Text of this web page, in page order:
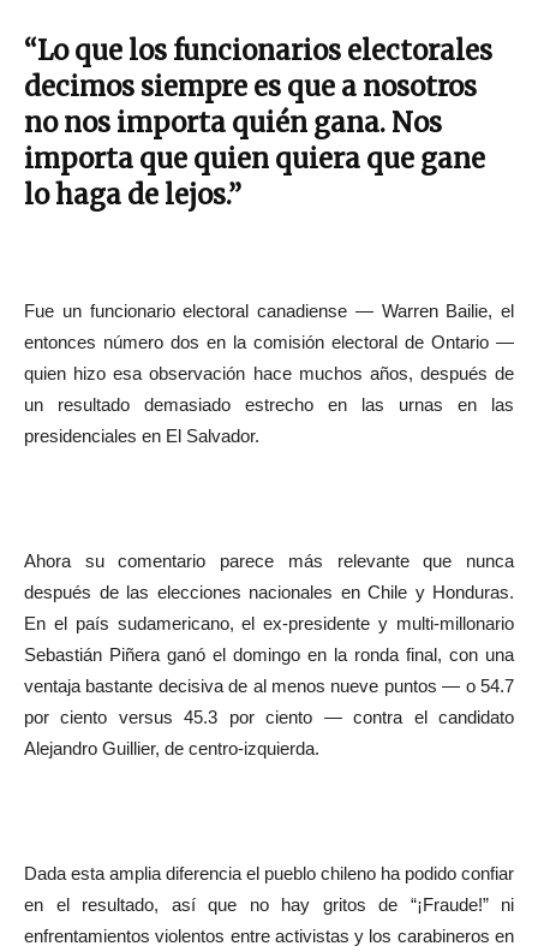
“Lo que los funcionarios electorales
decimos siempre es que a nosotros
no nos importa quién gana. Nos
importa que quien quiera que gane
lo haga de lejos.”
Fue un funcionario electoral canadiense — Warren Bailie, el
entonces número dos en la comisión electoral de Ontario —
quien hizo esa observación hace muchos años, después de
un resultado demasiado estrecho en las urnas en las
presidenciales en El Salvador.
Ahora su comentario parece más relevante que nunca
después de las elecciones nacionales en Chile y Honduras.
En el país sudamericano, el ex-presidente y multi-millonario
Sebastián Piñera ganó el domingo en la ronda final, con una
ventaja bastante decisiva de al menos nueve puntos — o 54.7
por ciento versus 45.3 por ciento — contra el candidato
Alejandro Guillier, de centro-izquierda.
Dada esta amplia diferencia el pueblo chileno ha podido confiar
en el resultado, así que no hay gritos de “¡Fraude!” ni
enfrentamientos violentos entre activistas y los carabineros en